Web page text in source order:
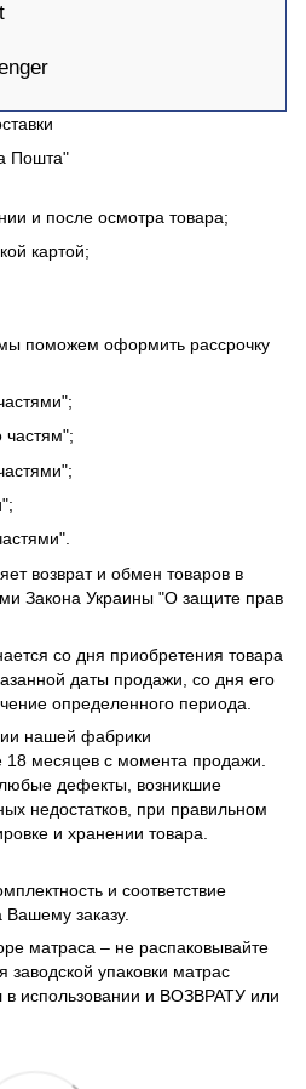
Пошта"
и после осмотра товара;
картой;
поможем оформить рассрочку
частям";
возврат и обмен товаров в
Закона Украины "О защите прав
со дня приобретения товара
даты продажи, со дня его
определенного периода.
нашей фабрики
18 месяцев с момента продажи.
дефекты, возникшие
недостатков, при правильном
и хранении товара.
и соответствие
заказу.
матраса – не распаковывайте
заводской упаковки матрас
в использовании и ВОЗВРАТУ или